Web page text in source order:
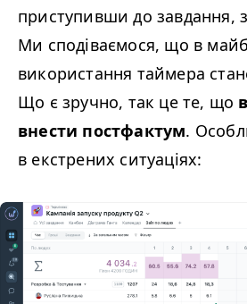
приступивши до завдання,
Ми сподіваємося, що в
використання таймера
Що є зручно, так це те, що
внести постфактум.
в екстрених ситуаціях: